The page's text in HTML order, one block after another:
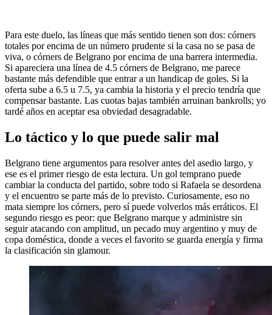
Para este duelo, las líneas que más sentido tienen son dos: córners
totales por encima de un número prudente si la casa no se pasa de
viva, o córners de Belgrano por encima de una barrera intermedia.
Si apareciera una línea de 4.5 córners de Belgrano, me parece
bastante más defendible que entrar a un handicap de goles. Si la
oferta sube a 6.5 u 7.5, ya cambia la historia y el precio tendría que
compensar bastante. Las cuotas bajas también arruinan bankrolls; yo
tardé años en aceptar esa obviedad desagradable.
Lo táctico y lo que puede salir mal
Belgrano tiene argumentos para resolver antes del asedio largo, y
ese es el primer riesgo de esta lectura. Un gol temprano puede
cambiar la conducta del partido, sobre todo si Rafaela se desordena
y el encuentro se parte más de lo previsto. Curiosamente, eso no
mata siempre los córners, pero sí puede volverlos más erráticos. El
segundo riesgo es peor: que Belgrano marque y administre sin
seguir atacando con amplitud, un pecado muy argentino y muy de
copa doméstica, donde a veces el favorito se guarda energía y firma
la clasificación sin glamour.